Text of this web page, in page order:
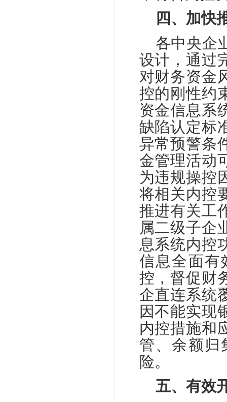
四、加快
各中央企
设计，通过
对财务资金
控的刚性约
资金信息系
缺陷认定标
异常预警条
金管理活动
为违规操控
将相关内控
推进有关工
属二级子企
息系统内控
信息全面有
控，督促财
企直连系统
因不能实现
内控措施和
管、余额归
险。
五、有效